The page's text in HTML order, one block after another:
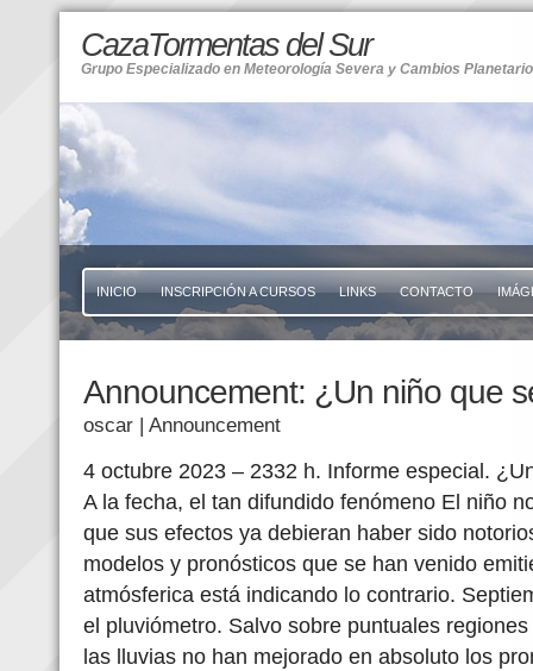
CazaTormentas del Sur
Grupo Especializado en Meteorología Severa y Cambios
INICIO INSCRIPCIÓN A CURSOS LINKS CONTACTO
Announcement: ¿Un niño que
oscar | Announcement
4 octubre 2023 – 2332 h. Informe especial.
A la fecha, el tan difundido fenómeno El niño
que sus efectos ya debieran haber sido
modelos y pronósticos que se han venido
atmósferica está indicando lo contrario.
el pluviómetro. Salvo sobre puntuales
las lluvias no han mejorado en absoluto los